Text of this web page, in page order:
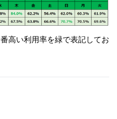
高い利用率を緑で表記してお